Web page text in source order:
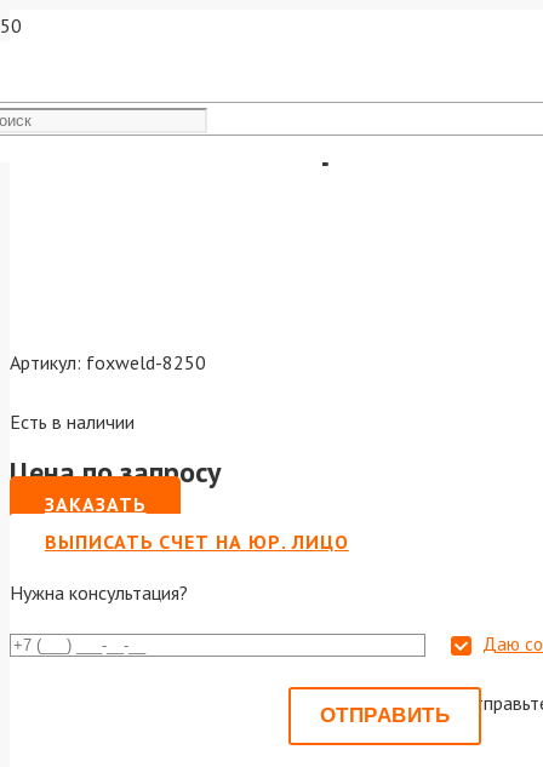
Мешок-пылесборник FTL
Артикул: foxweld-8250
Есть в наличии
Цена по запросу
ЗАКАЗАТЬ
ВЫПИСАТЬ СЧЕТ НА ЮР. ЛИЦО
Нужна консультация?
Даю
Или